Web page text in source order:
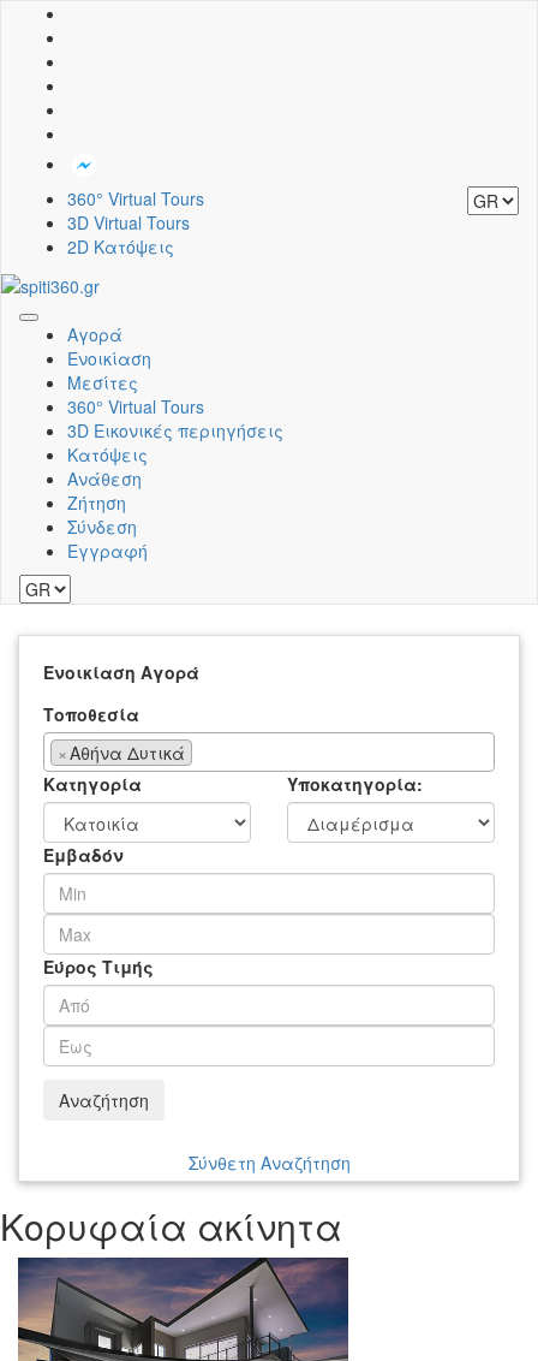
360° Virtual Tours
3D Virtual Tours
2D Κατόψεις
Toggle
navigation
Αγορά
Ενοικίαση
Μεσίτες
360° Virtual Tours
3D Εικονικές περιηγήσεις
Κατόψεις
Ανάθεση
Ζήτηση
Σύνδεση
Εγγραφή
Ενοικίαση Αγορά
Τοποθεσία
×Αθήνα Δυτικά
Κατηγορία
Υποκατηγορία:
Εμβαδόν
Εύρος Τιμής
Αναζήτηση
Σύνθετη Αναζήτηση
Κορυφαία ακίνητα